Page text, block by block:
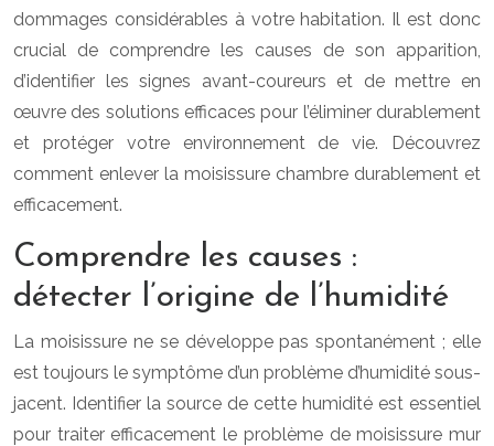
dommages considérables à votre habitation. Il est donc
crucial de comprendre les causes de son apparition,
d’identifier les signes avant-coureurs et de mettre en
œuvre des solutions efficaces pour l’éliminer durablement
et protéger votre environnement de vie. Découvrez
comment enlever la moisissure chambre durablement et
efficacement.
Comprendre les causes :
détecter l’origine de l’humidité
La moisissure ne se développe pas spontanément ; elle
est toujours le symptôme d’un problème d’humidité sous-
jacent. Identifier la source de cette humidité est essentiel
pour traiter efficacement le problème de moisissure mur